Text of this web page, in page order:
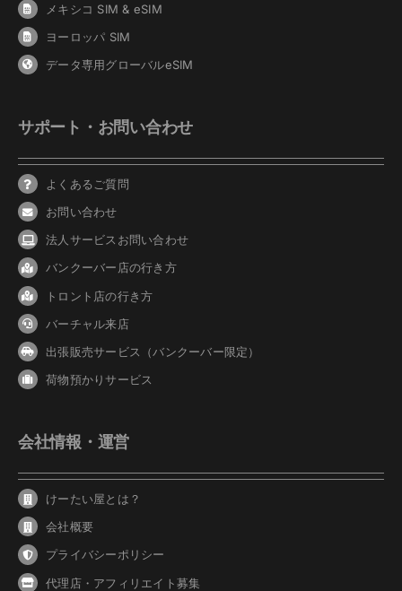
メキシコ SIM & eSIM
ヨーロッパ SIM
データ専用グローバルeSIM
サポート・お問い合わせ
よくあるご質問
お問い合わせ
法人サービスお問い合わせ
バンクーバー店の行き方
トロント店の行き方
バーチャル来店
出張販売サービス（バンクーバー限定）
荷物預かりサービス
会社情報・運営
けーたい屋とは？
会社概要
プライバシーポリシー
代理店・アフィリエイト募集